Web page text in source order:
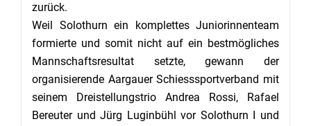
zurück.
Weil Solothurn ein komplettes Juniorinnenteam
formierte und somit nicht auf ein bestmögliches
Mannschaftsresultat setzte, gewann der
organisierende Aargauer Schiesssportverband mit
seinem Dreistellungstrio Andrea Rossi, Rafael
Bereuter und Jürg Luginbühl vor Solothurn I und